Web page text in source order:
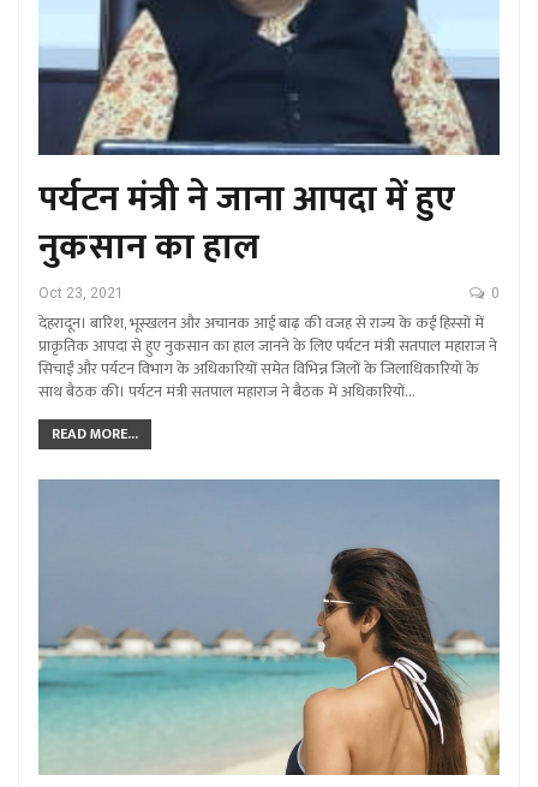
पर्यटन मंत्री ने जाना आपदा में हुए
नुकसान का हाल
Oct 23, 2021 0
देहरादून। बारिश, भूस्खलन और अचानक आई बाढ़ की वजह से राज्य के कई हिस्सों में
प्राकृतिक आपदा से हुए नुकसान का हाल जानने के लिए पर्यटन मंत्री सतपाल महाराज ने
सिचाईं और पर्यटन विभाग के अधिकारियों समेत विभिन्न जिलों के जिलाधिकारियों के
साथ बैठक की। पर्यटन मंत्री सतपाल महाराज ने बैठक में अधिकारियों…
READ MORE...